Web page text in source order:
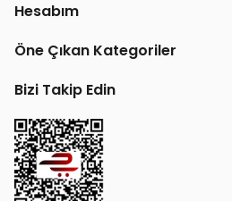
Hesabım
Öne Çıkan Kategoriler
Bizi Takip Edin